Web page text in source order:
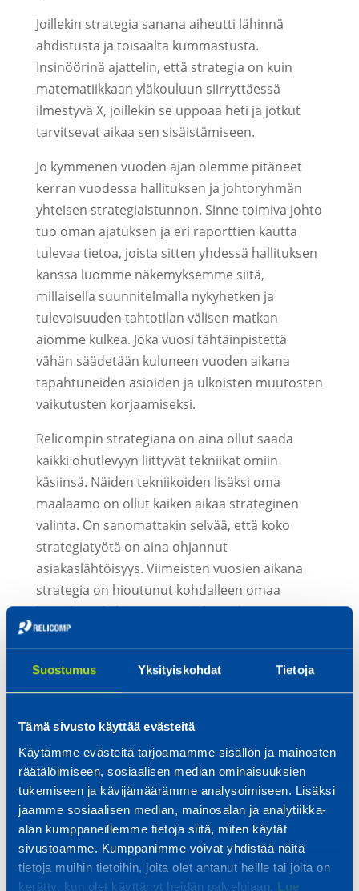
Suostumus Yksityiskohdat Tietoja
Tämä sivusto käyttää evästeitä
Käytämme evästeitä tarjoamamme sisällön ja mainosten
räätälöimiseen, sosiaalisen median ominaisuuksien
tukemiseen ja kävijämäärämme analysoimiseen. Lisäksi
jaamme sosiaalisen median, mainosalan ja analytiikka-
alan kumppaneillemme tietoja siitä, miten käytät
sivustoamme. Kumppanimme voivat yhdistää näitä
tietoja muihin tietoihin, joita olet antanut heille tai joita on
kerätty, kun olet käyttänyt heidän palvelujaan. Lue
Joillekin strategia sanana aiheutti lähinnä
ahdistusta ja toisaalta kummastusta.
Insinöörinä ajattelin, että strategia on kuin
matematiikkaan yläkouluun siirryttäessä
ilmestyvä X, joillekin se uppoaa heti ja jotkut
tarvitsevat aikaa sen sisäistämiseen.
Jo kymmenen vuoden ajan olemme pitäneet
kerran vuodessa hallituksen ja johtoryhmän
yhteisen strategiaistunnon. Sinne toimiva johto
tuo oman ajatuksen ja eri raporttien kautta
tulevaa tietoa, joista sitten yhdessä hallituksen
kanssa luomme näkemyksemme siitä,
millaisella suunnitelmalla nykyhetken ja
tulevaisuuden tahtotilan välisen matkan
aiomme kulkea. Joka vuosi tähtäinpistettä
vähän säädetään kuluneen vuoden aikana
tapahtuneiden asioiden ja ulkoisten muutosten
vaikutusten korjaamiseksi.
Relicompin strategiana on aina ollut saada
kaikki ohutlevyyn liittyvät tekniikat omiin
käsiinsä. Näiden tekniikoiden lisäksi oma
maalaamo on ollut kaiken aikaa strateginen
valinta. On sanomattakin selvää, että koko
strategiatyötä on aina ohjannut
asiakaslähtöisyys. Viimeisten vuosien aikana
strategia on hioutunut kohdalleen omaa
brändiään kehittävien pintakäsiteltyjä
kokoonpantuja lopputuotteita ostavien
asiakkaiden palveluun.
Tarinan kerronta on paras tapa jalkauttaa
yhdelle A4:lle, josta tarina on helppo kertoa.
Vaikka strategiamme on ollut lähes
samansisältöinen jo useita vuosia, on siinä
ollut kohtia, joiden toteuttamiseen ei ole
alihankintayrityksenä rahkeet ja rohkeus
riittäneet. Vuosina 2017 ja 2018 saamamme
isot kaupat ja merkittävästi kasvaneet asiakkaat
vihdoin mahdollistivat isot investoinnit sekä